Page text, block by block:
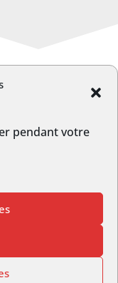
pendant votre